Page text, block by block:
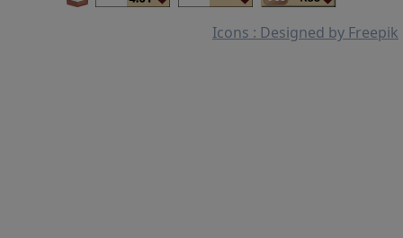
Icons : Designed by Freepik